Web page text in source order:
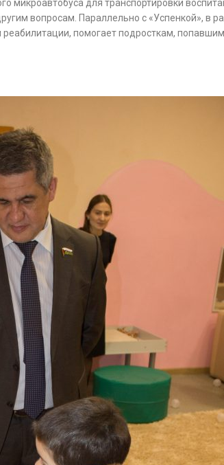
микроавтобуса для транспортировки
вопросам. Параллельно с «Успенкой», в
помогает подросткам,